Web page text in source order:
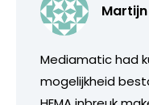
Martijn
Mediamatic had
mogelijkheid